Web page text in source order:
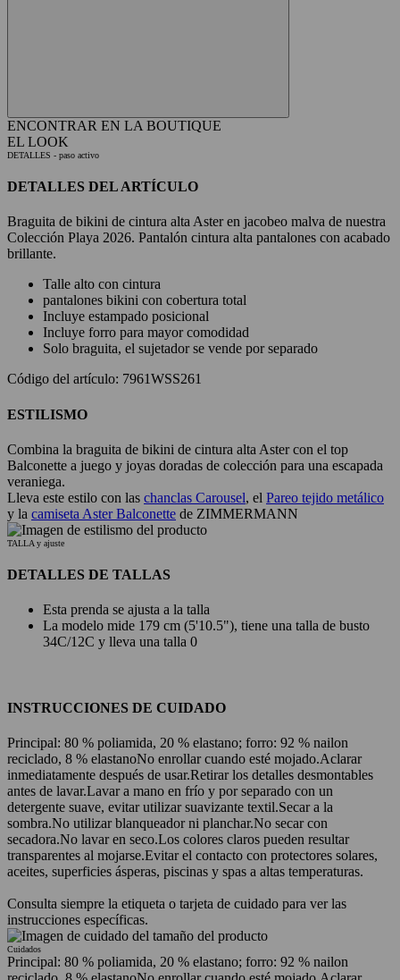
ENCONTRAR EN LA BOUTIQUE
EL LOOK
DETALLES - paso activo
DETALLES DEL ARTÍCULO
Braguita de bikini de cintura alta Aster en jacobeo malva de nuestra
Colección Playa 2026. Pantalón cintura alta pantalones con acabado
brillante.
Talle alto con cintura
pantalones bikini con cobertura total
Incluye estampado posicional
Incluye forro para mayor comodidad
Solo braguita, el sujetador se vende por separado
Código del artículo: 7961WSS261
ESTILISMO
Combina la braguita de bikini de cintura alta Aster con el top
Balconette a juego y joyas doradas de colección para una escapada
veraniega.
Lleva este estilo con las chanclas Carousel, el Pareo tejido metálico
y la camiseta Aster Balconette de ZIMMERMANN
TALLA y ajuste
DETALLES DE TALLAS
Esta prenda se ajusta a la talla
La modelo mide 179 cm (5'10.5"), tiene una talla de busto
34C/12C y lleva una talla 0
INSTRUCCIONES DE CUIDADO
Principal: 80 % poliamida, 20 % elastano; forro: 92 % nailon
reciclado, 8 % elastanoNo enrollar cuando esté mojado.Aclarar
inmediatamente después de usar.Retirar los detalles desmontables
antes de lavar.Lavar a mano en frío y por separado con un
detergente suave, evitar utilizar suavizante textil.Secar a la
sombra.No utilizar blanqueador ni planchar.No secar con
secadora.No lavar en seco.Los colores claros pueden resultar
transparentes al mojarse.Evitar el contacto con protectores solares,
aceites, superficies ásperas, piscinas y spas a altas temperaturas.
Consulta siempre la etiqueta o tarjeta de cuidado para ver las
instrucciones específicas.
Cuidados
Principal: 80 % poliamida, 20 % elastano; forro: 92 % nailon